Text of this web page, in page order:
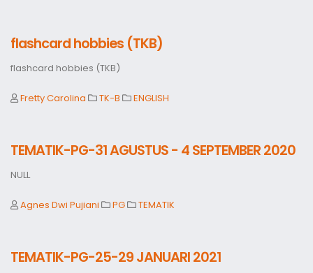
flashcard hobbies (TKB)
flashcard hobbies (TKB)
Fretty Carolina TK-B ENGLISH
TEMATIK-PG-31 AGUSTUS - 4 SEPTEMBER 2020
NULL
Agnes Dwi Pujiani PG TEMATIK
TEMATIK-PG-25-29 JANUARI 2021